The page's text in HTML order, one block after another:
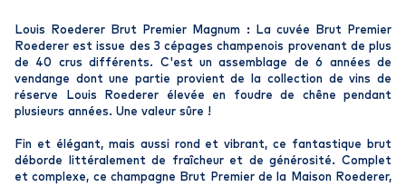
Louis Roederer Brut Premier Magnum : La cuvée Brut Premier
Roederer est issue des 3 cépages champenois provenant de plus
de 40 crus différents. C'est un assemblage de 6 années de
vendange dont une partie provient de la collection de vins de
réserve Louis Roederer élevée en foudre de chêne pendant
plusieurs années. Une valeur sûre !
Fin et élégant, mais aussi rond et vibrant, ce fantastique brut
déborde littéralement de fraîcheur et de générosité. Complet
et complexe, ce champagne Brut Premier de la Maison Roederer,